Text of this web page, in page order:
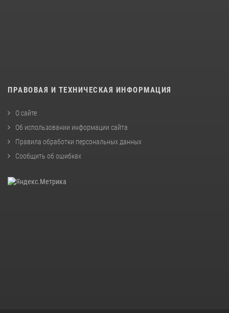
ПРАВОВАЯ И ТЕХНИЧЕСКАЯ ИНФОРМАЦИЯ
О сайте
Об использовании информации сайта
Правила обработки персональных данных
Сообщить об ошибках